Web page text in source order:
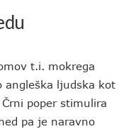
t.i. mokrega
angleška ljudska kot
poper stimulira
pa je naravno